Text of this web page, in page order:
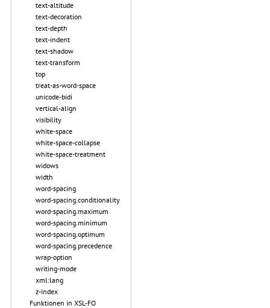
text-altitude
text-decoration
text-depth
text-indent
text-shadow
text-transform
top
treat-as-word-space
unicode-bidi
vertical-align
visibility
white-space
white-space-collapse
white-space-treatment
widows
width
word-spacing
word-spacing.conditionality
word-spacing.maximum
word-spacing.minimum
word-spacing.optimum
word-spacing.precedence
wrap-option
writing-mode
xml:lang
z-index
Funktionen in XSL-FO